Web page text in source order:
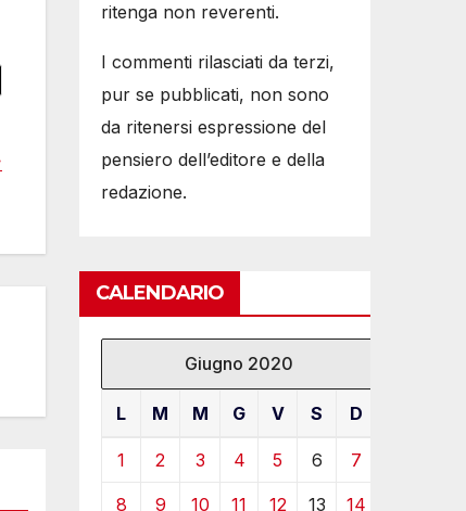
ritenga non reverenti.
I commenti rilasciati da terzi,
pur se pubblicati, non sono
da ritenersi espressione del
pensiero dell’editore e della
redazione.
CALENDARIO
Giugno 2020
L M M G V S D
1 2 3 4 5 6 7
8 9 10 11 12 13 14